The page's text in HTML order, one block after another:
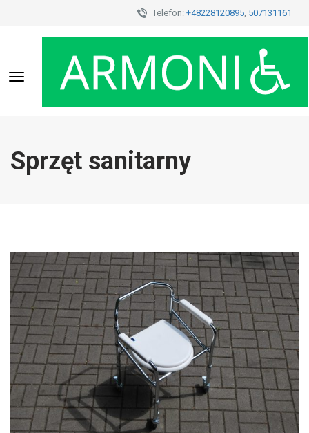
Telefon: +48228120895, 507131161
Toggle
navigation
Sprzęt sanitarny